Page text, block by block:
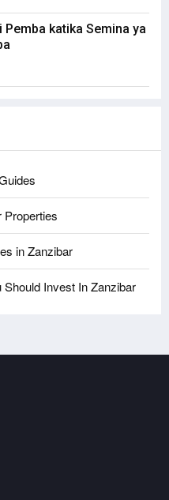
katika Semina ya
Properties
in Zanzibar
Invest In Zanzibar